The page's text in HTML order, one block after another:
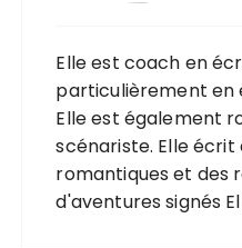
Elle est coach en
particulièrement en
Elle est également
scénariste. Elle écrit
romantiques et des
d'aventures signés